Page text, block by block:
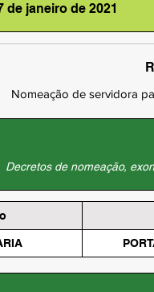
de janeiro de 2021
Nomeação de servidora
Decretos de nomeação,